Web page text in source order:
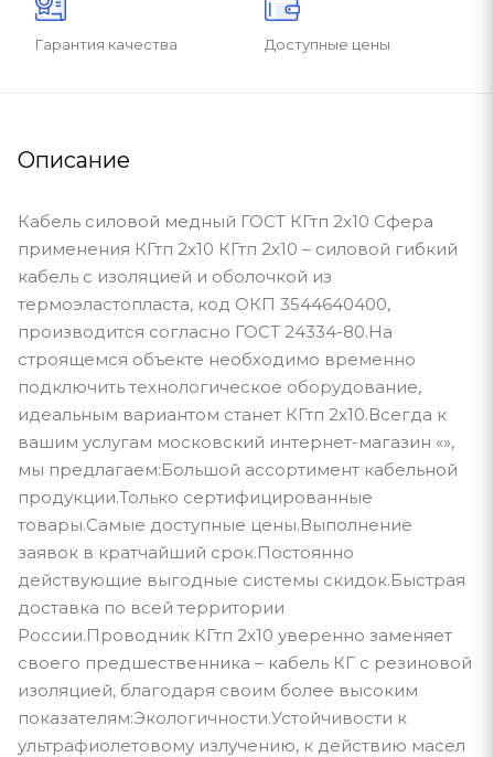
Гарантия качества Доступные цены
Описание
Кабель силовой медный ГОСТ КГтп 2x10 Сфера
применения КГтп 2x10 КГтп 2x10 – силовой гибкий
кабель с изоляцией и оболочкой из
термоэластопласта, код ОКП 3544640400,
производится согласно ГОСТ 24334-80.На
строящемся объекте необходимо временно
подключить технологическое оборудование,
идеальным вариантом станет КГтп 2x10.Всегда к
вашим услугам московский интернет-магазин «»,
мы предлагаем:Большой ассортимент кабельной
продукции.Только сертифицированные
товары.Самые доступные цены.Выполнение
заявок в кратчайший срок.Постоянно
действующие выгодные системы скидок.Быстрая
доставка по всей территории
России.Проводник КГтп 2x10 уверенно заменяет
своего предшественника – кабель КГ с резиновой
изоляцией, благодаря своим более высоким
показателям:Экологичности.Устойчивости к
ультрафиолетовому излучению, к действию масел